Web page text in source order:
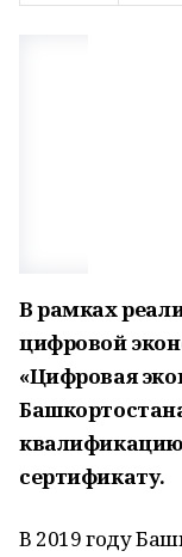
В рамках
цифровой
«Цифровая
сертификату.
В 2019 году